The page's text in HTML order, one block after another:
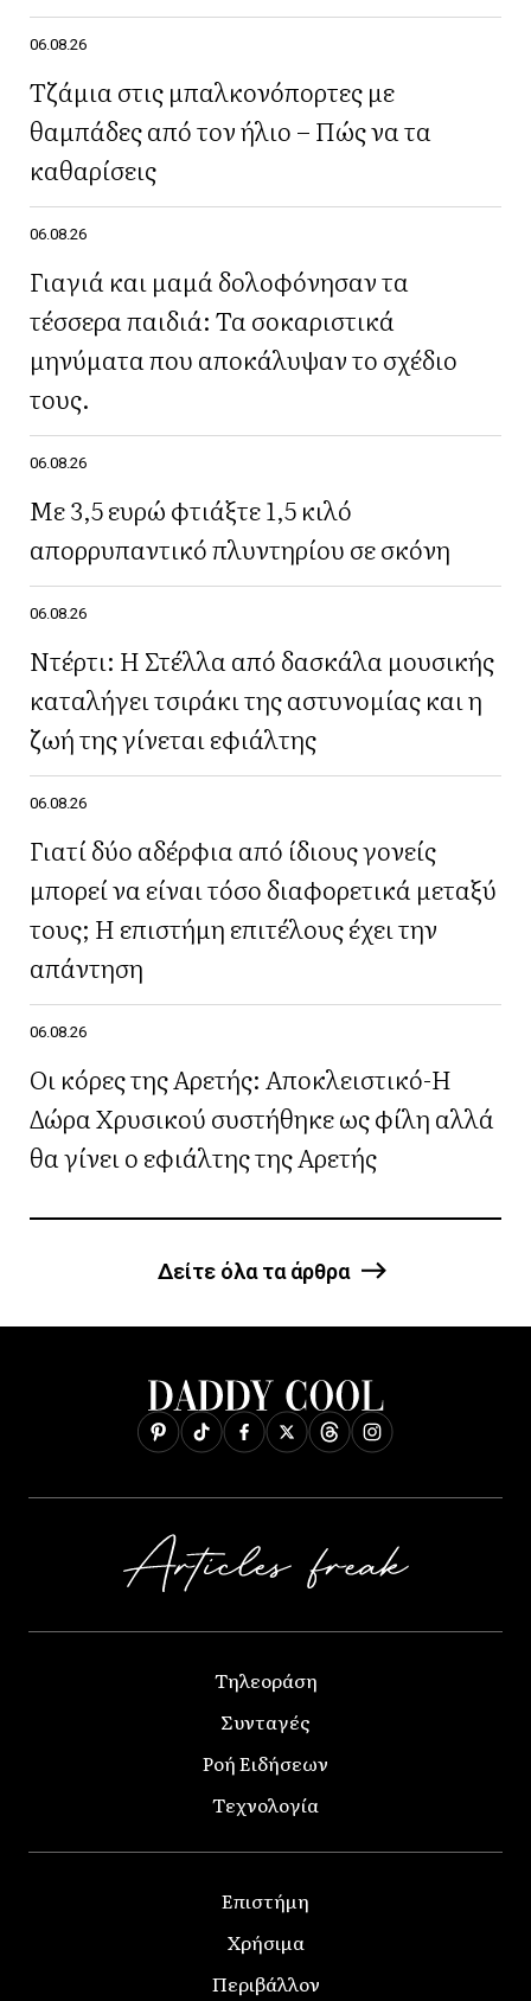
06.08.26
Τζάμια στις μπαλκονόπορτες με
θαμπάδες από τον ήλιο – Πώς να τα
καθαρίσεις
06.08.26
Γιαγιά και μαμά δολοφόνησαν τα
τέσσερα παιδιά: Τα σοκαριστικά
μηνύματα που αποκάλυψαν το σχέδιο
τους.
06.08.26
Με 3,5 ευρώ φτιάξτε 1,5 κιλό
απορρυπαντικό πλυντηρίου σε σκόνη
06.08.26
Ντέρτι: Η Στέλλα από δασκάλα μουσικής
καταλήγει τσιράκι της αστυνομίας και η
ζωή της γίνεται εφιάλτης
06.08.26
Γιατί δύο αδέρφια από ίδιους γονείς
μπορεί να είναι τόσο διαφορετικά μεταξύ
τους; Η επιστήμη επιτέλους έχει την
απάντηση
06.08.26
Οι κόρες της Αρετής: Αποκλειστικό-Η
Δώρα Χρυσικού συστήθηκε ως φίλη αλλά
θα γίνει ο εφιάλτης της Αρετής
Δείτε όλα τα άρθρα
Τηλεοράση
Συνταγές
Ροή Ειδήσεων
Τεχνολογία
Επιστήμη
Χρήσιμα
Περιβάλλον